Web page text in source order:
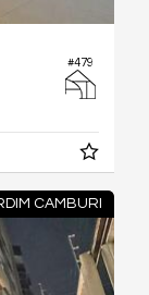
#479
CAMBURI